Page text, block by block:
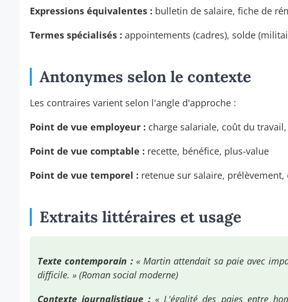
Expressions équivalentes : bulletin de salaire, fiche de
Termes spécialisés : appointements (cadres), solde
Antonymes selon le contexte
Les contraires varient selon l'angle d'approche :
Point de vue employeur : charge salariale, coût du
Point de vue comptable : recette, bénéfice, plus-value
Point de vue temporel : retenue sur salaire, prélèvement,
Extraits littéraires et usage
Texte contemporain :« Martin attendait sa paie avec
difficile. » (Roman social moderne)
Contexte journalistique : « L'égalité des paies entre